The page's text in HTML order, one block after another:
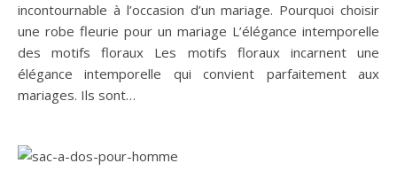
incontournable à l’occasion d’un mariage. Pourquoi choisir
une robe fleurie pour un mariage L’élégance intemporelle
des motifs floraux Les motifs floraux incarnent une
élégance intemporelle qui convient parfaitement aux
mariages. Ils sont…